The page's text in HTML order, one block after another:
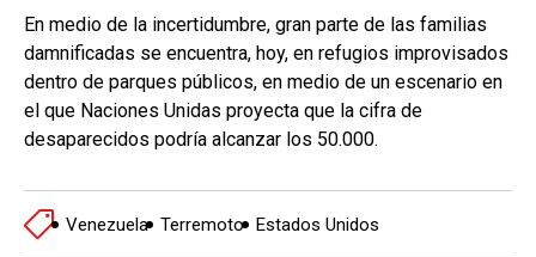
En medio de la incertidumbre, gran parte de las familias
damnificadas se encuentra, hoy, en refugios improvisados
dentro de parques públicos, en medio de un escenario en
el que Naciones Unidas proyecta que la cifra de
desaparecidos podría alcanzar los 50.000.
Venezuela Terremoto Estados Unidos